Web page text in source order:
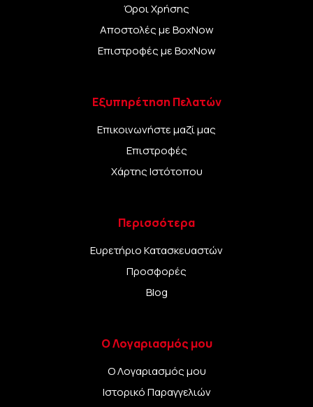
Όροι Χρήσης
Αποστολές με BoxNow
Επιστροφές με BoxNow
Εξυπηρέτηση Πελατών
Επικοινωνήστε μαζί μας
Επιστροφές
Χάρτης Ιστότοπου
Περισσότερα
Ευρετήριο Κατασκευαστών
Προσφορές
Blog
Ο Λογαριασμός μου
Ο Λογαριασμός μου
Ιστορικό Παραγγελιών